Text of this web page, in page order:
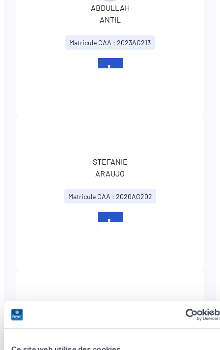
ABDULLAH
ANTIL
Matricule CAA : 2023AG213
STEFANIE
ARAUJO
Matricule CAA : 2020AG202
DEVACHT